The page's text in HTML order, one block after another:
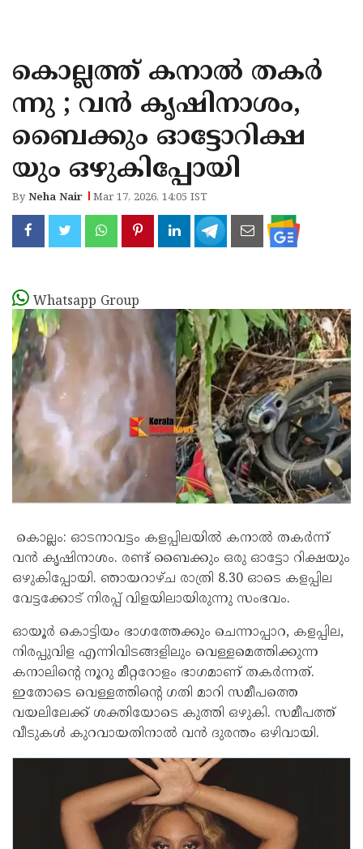
KANNUR
KASARAGOD
കൊല്ലത്ത് കനാൽ തകർ
ന്നു ; വൻ കൃഷിനാശം,
ബൈക്കും ഓട്ടോറിക്ഷ
യും ഒഴുകിപ്പോയി
ByNeha Nair Mar 17, 2026, 14:05 IST
Whatsapp Group
കൊല്ലം: ഓടനാവട്ടം കളപ്പിലയിൽ കനാൽ തകർന്ന്
വൻ കൃഷിനാശം. രണ്ട് ബൈക്കും ഒരു ഓട്ടോ റിക്ഷയും
ഒഴുകിപ്പോയി. ഞായറാഴ്ച രാത്രി 8.30 ഓടെ കളപ്പില
വേട്ടക്കോട് നിരപ്പ് വിളയിലായിരുന്നു സംഭവം.
ഓയൂർ കൊട്ടിയം ഭാഗത്തേക്കും ചെന്നാപ്പാറ, കളപ്പില,
നിരപ്പുവിള എന്നിവിടങ്ങളിലും വെള്ളമെത്തിക്കുന്ന
കനാലിന്റെ നൂറു മീറ്ററോളം ഭാഗമാണ് തകർന്നത്.
ഇതോടെ വെള്ളത്തിന്റെ ഗതി മാറി സമീപത്തെ
വയലിലേക്ക് ശക്തിയോടെ കുത്തി ഒഴുകി. സമീപത്ത്
വീടുകൾ കുറവായതിനാൽ വൻ ദുരന്തം ഒഴിവായി.